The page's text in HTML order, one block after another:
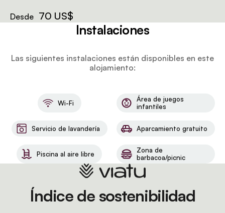
madera.
Desde 70 US$
Instalaciones
Las siguientes instalaciones están disponibles en este
alojamiento:
Wi-Fi
Área de juegos
infantiles
Servicio de lavandería Aparcamiento gratuito
Piscina al aire libre
Zona de
barbacoa/picnic
Índice de sostenibilidad